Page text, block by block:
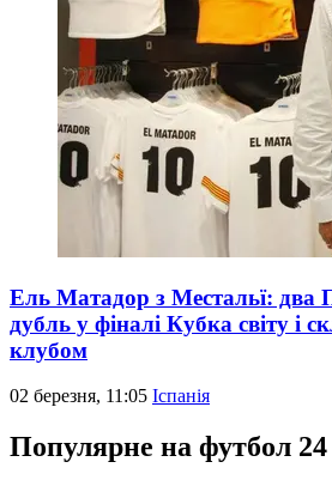
Ель Матадор з Местальї: два
дубль у фіналі Кубка світу і
клубом
02 березня, 11:05 Іспанія
Популярне на футбол 24